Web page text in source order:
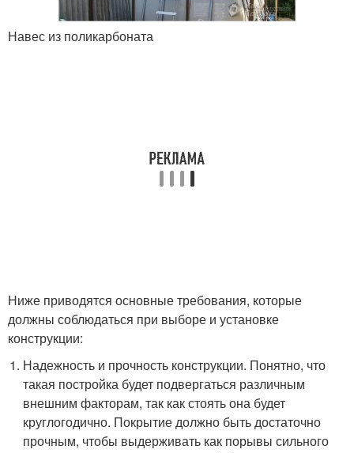
Навес из поликарбоната
Ниже приводятся основные требования, которые
должны соблюдаться при выборе и установке
конструкции:
Надежность и прочность конструкции. Понятно, что
такая постройка будет подвергаться различным
внешним факторам, так как стоять она будет
круглогодично. Покрытие должно быть достаточно
прочным, чтобы выдерживать как порывы сильного